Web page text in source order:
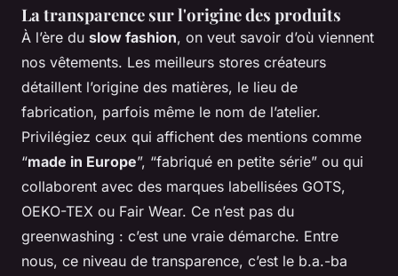
La transparence sur l'origine des produits
À l’ère du slow fashion, on veut savoir d’où viennent
nos vêtements. Les meilleurs stores créateurs
détaillent l’origine des matières, le lieu de
fabrication, parfois même le nom de l’atelier.
Privilégiez ceux qui affichent des mentions comme
“made in Europe”, “fabriqué en petite série” ou qui
collaborent avec des marques labellisées GOTS,
OEKO-TEX ou Fair Wear. Ce n’est pas du
greenwashing : c’est une vraie démarche. Entre
nous, ce niveau de transparence, c’est le b.a.-ba